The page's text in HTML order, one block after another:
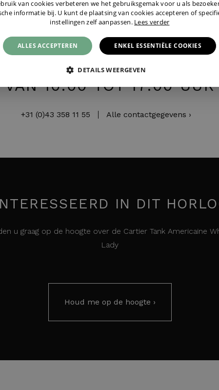
WIJ ZIJN
GEOPEND EN BEREIKBAAR
VAN 10:00 TOT 17:00 UUR
+31 (0)43 358 11 55 Alle contactgegevens ›
IN DIT
u graag op de hoogte over de Cartier Tank Americaine
Lady
Houd me op de hoogte ›
van cookies verbeteren we het gebruiksgemak voor u als
informatie bij. U kunt de plaatsing van cookies accepteren of
instellingen zelf aanpassen. Lees verder
ALLES ACCEPTEREN ENKEL ESSENTIËLE COOKIES
DETAILS WEERGEVEN